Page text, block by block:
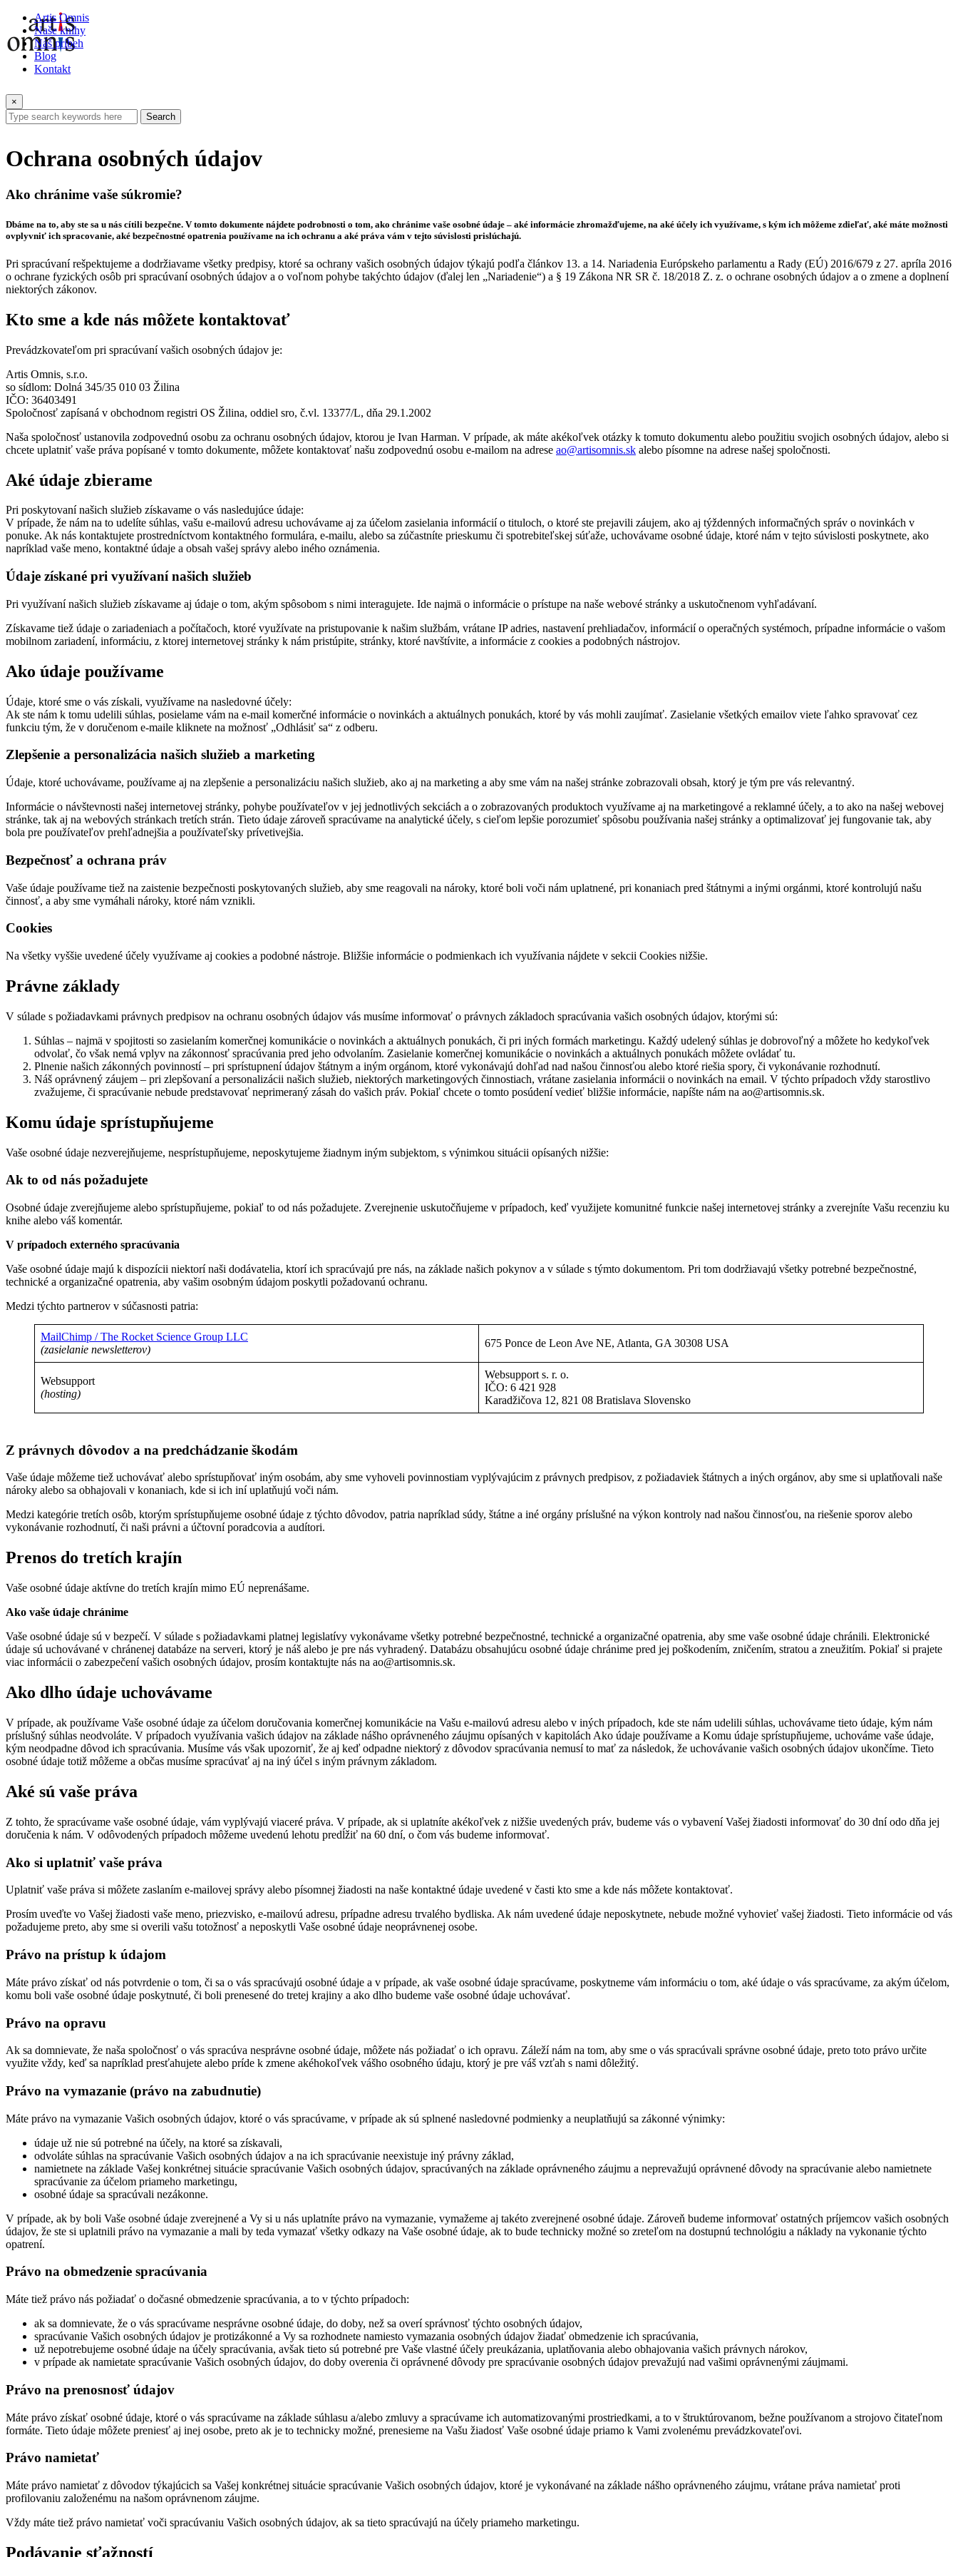
Artis Omnis
Naše knihy
Náš príbeh
Blog
Kontakt
×
Search
Ochrana osobných údajov
Ako chránime vaše súkromie?
Dbáme na to, aby ste sa u nás cítili bezpečne. V tomto dokumente nájdete podrobnosti o tom, ako chránime vaše osobné údaje – aké informácie zhromažďujeme, na aké účely ich využívame, s kým ich môžeme zdieľať, aké máte možnosti
ovplyvniť ich spracovanie, aké bezpečnostné opatrenia používame na ich ochranu a aké práva vám v tejto súvislosti prislúchajú.
Pri spracúvaní rešpektujeme a dodržiavame všetky predpisy, ktoré sa ochrany vašich osobných údajov týkajú podľa článkov 13. a 14. Nariadenia Európskeho parlamentu a Rady (EÚ) 2016/679 z 27. apríla 2016
o ochrane fyzických osôb pri spracúvaní osobných údajov a o voľnom pohybe takýchto údajov (ďalej len „Nariadenie“) a § 19 Zákona NR SR č. 18/2018 Z. z. o ochrane osobných údajov a o zmene a doplnení
niektorých zákonov.
Kto sme a kde nás môžete kontaktovať
Prevádzkovateľom pri spracúvaní vašich osobných údajov je:
Artis Omnis, s.r.o.
so sídlom: Dolná 345/35 010 03 Žilina
IČO: 36403491
Spoločnosť zapísaná v obchodnom registri OS Žilina, oddiel sro, č.vl. 13377/L, dňa 29.1.2002
Naša spoločnosť ustanovila zodpovednú osobu za ochranu osobných údajov, ktorou je Ivan Harman. V prípade, ak máte akékoľvek otázky k tomuto dokumentu alebo použitiu svojich osobných údajov, alebo si
chcete uplatniť vaše práva popísané v tomto dokumente, môžete kontaktovať našu zodpovednú osobu e-mailom na adrese ao@artisomnis.sk alebo písomne na adrese našej spoločnosti.
Aké údaje zbierame
Pri poskytovaní našich služieb získavame o vás nasledujúce údaje:
V prípade, že nám na to udelíte súhlas, vašu e-mailovú adresu uchovávame aj za účelom zasielania informácií o tituloch, o ktoré ste prejavili záujem, ako aj týždenných informačných správ o novinkách v
ponuke. Ak nás kontaktujete prostredníctvom kontaktného formulára, e-mailu, alebo sa zúčastníte prieskumu či spotrebiteľskej súťaže, uchovávame osobné údaje, ktoré nám v tejto súvislosti poskytnete, ako
napríklad vaše meno, kontaktné údaje a obsah vašej správy alebo iného oznámenia.
Údaje získané pri využívaní našich služieb
Pri využívaní našich služieb získavame aj údaje o tom, akým spôsobom s nimi interagujete. Ide najmä o informácie o prístupe na naše webové stránky a uskutočnenom vyhľadávaní.
Získavame tiež údaje o zariadeniach a počítačoch, ktoré využívate na pristupovanie k našim službám, vrátane IP adries, nastavení prehliadačov, informácií o operačných systémoch, prípadne informácie o vašom
mobilnom zariadení, informáciu, z ktorej internetovej stránky k nám pristúpite, stránky, ktoré navštívite, a informácie z cookies a podobných nástrojov.
Ako údaje používame
Údaje, ktoré sme o vás získali, využívame na nasledovné účely:
Ak ste nám k tomu udelili súhlas, posielame vám na e-mail komerčné informácie o novinkách a aktuálnych ponukách, ktoré by vás mohli zaujímať. Zasielanie všetkých emailov viete ľahko spravovať cez
funkciu tým, že v doručenom e-maile kliknete na možnosť „Odhlásiť sa“ z odberu.
Zlepšenie a personalizácia našich služieb a marketing
Údaje, ktoré uchovávame, používame aj na zlepšenie a personalizáciu našich služieb, ako aj na marketing a aby sme vám na našej stránke zobrazovali obsah, ktorý je tým pre vás relevantný.
Informácie o návštevnosti našej internetovej stránky, pohybe používateľov v jej jednotlivých sekciách a o zobrazovaných produktoch využívame aj na marketingové a reklamné účely, a to ako na našej webovej
stránke, tak aj na webových stránkach tretích strán. Tieto údaje zároveň spracúvame na analytické účely, s cieľom lepšie porozumieť spôsobu používania našej stránky a optimalizovať jej fungovanie tak, aby
bola pre používateľov prehľadnejšia a používateľsky prívetivejšia.
Bezpečnosť a ochrana práv
Vaše údaje používame tiež na zaistenie bezpečnosti poskytovaných služieb, aby sme reagovali na nároky, ktoré boli voči nám uplatnené, pri konaniach pred štátnymi a inými orgánmi, ktoré kontrolujú našu
činnosť, a aby sme vymáhali nároky, ktoré nám vznikli.
Cookies
Na všetky vyššie uvedené účely využívame aj cookies a podobné nástroje. Bližšie informácie o podmienkach ich využívania nájdete v sekcii Cookies nižšie.
Právne základy
V súlade s požiadavkami právnych predpisov na ochranu osobných údajov vás musíme informovať o právnych základoch spracúvania vašich osobných údajov, ktorými sú:
Súhlas – najmä v spojitosti so zasielaním komerčnej komunikácie o novinkách a aktuálnych ponukách, či pri iných formách marketingu. Každý udelený súhlas je dobrovoľný a môžete ho kedykoľvek
odvolať, čo však nemá vplyv na zákonnosť spracúvania pred jeho odvolaním. Zasielanie komerčnej komunikácie o novinkách a aktuálnych ponukách môžete ovládať tu.
Plnenie našich zákonných povinností – pri sprístupnení údajov štátnym a iným orgánom, ktoré vykonávajú dohľad nad našou činnosťou alebo ktoré riešia spory, či vykonávanie rozhodnutí.
Náš oprávnený záujem – pri zlepšovaní a personalizácii našich služieb, niektorých marketingových činnostiach, vrátane zasielania informácii o novinkách na email. V týchto prípadoch vždy starostlivo
zvažujeme, či spracúvanie nebude predstavovať neprimeraný zásah do vašich práv. Pokiaľ chcete o tomto posúdení vedieť bližšie informácie, napíšte nám na ao@artisomnis.sk.
Komu údaje sprístupňujeme
Vaše osobné údaje nezverejňujeme, nesprístupňujeme, neposkytujeme žiadnym iným subjektom, s výnimkou situácii opísaných nižšie:
Ak to od nás požadujete
Osobné údaje zverejňujeme alebo sprístupňujeme, pokiaľ to od nás požadujete. Zverejnenie uskutočňujeme v prípadoch, keď využijete komunitné funkcie našej internetovej stránky a zverejníte Vašu recenziu ku
knihe alebo váš komentár.
V prípadoch externého spracúvania
Vaše osobné údaje majú k dispozícii niektorí naši dodávatelia, ktorí ich spracúvajú pre nás, na základe našich pokynov a v súlade s týmto dokumentom. Pri tom dodržiavajú všetky potrebné bezpečnostné,
technické a organizačné opatrenia, aby vašim osobným údajom poskytli požadovanú ochranu.
Medzi týchto partnerov v súčasnosti patria:
MailChimp / The Rocket Science Group LLC
(zasielanie newsletterov)
675 Ponce de Leon Ave NE, Atlanta, GA 30308 USA
Websupport
(hosting)
Websupport s. r. o.
IČO: 6 421 928
Karadžičova 12, 821 08 Bratislava Slovensko
Z právnych dôvodov a na predchádzanie škodám
Vaše údaje môžeme tiež uchovávať alebo sprístupňovať iným osobám, aby sme vyhoveli povinnostiam vyplývajúcim z právnych predpisov, z požiadaviek štátnych a iných orgánov, aby sme si uplatňovali naše
nároky alebo sa obhajovali v konaniach, kde si ich iní uplatňujú voči nám.
Medzi kategórie tretích osôb, ktorým sprístupňujeme osobné údaje z týchto dôvodov, patria napríklad súdy, štátne a iné orgány príslušné na výkon kontroly nad našou činnosťou, na riešenie sporov alebo
vykonávanie rozhodnutí, či naši právni a účtovní poradcovia a audítori.
Prenos do tretích krajín
Vaše osobné údaje aktívne do tretích krajín mimo EÚ neprenášame.
Ako vaše údaje chránime
Vaše osobné údaje sú v bezpečí. V súlade s požiadavkami platnej legislatívy vykonávame všetky potrebné bezpečnostné, technické a organizačné opatrenia, aby sme vaše osobné údaje chránili. Elektronické
údaje sú uchovávané v chránenej databáze na serveri, ktorý je náš alebo je pre nás vyhradený. Databázu obsahujúcu osobné údaje chránime pred jej poškodením, zničením, stratou a zneužitím. Pokiaľ si prajete
viac informácii o zabezpečení vašich osobných údajov, prosím kontaktujte nás na ao@artisomnis.sk.
Ako dlho údaje uchovávame
V prípade, ak používame Vaše osobné údaje za účelom doručovania komerčnej komunikácie na Vašu e-mailovú adresu alebo v iných prípadoch, kde ste nám udelili súhlas, uchovávame tieto údaje, kým nám
príslušný súhlas neodvoláte. V prípadoch využívania vašich údajov na základe nášho oprávneného záujmu opísaných v kapitolách Ako údaje používame a Komu údaje sprístupňujeme, uchováme vaše údaje,
kým neodpadne dôvod ich spracúvania. Musíme vás však upozorniť, že aj keď odpadne niektorý z dôvodov spracúvania nemusí to mať za následok, že uchovávanie vašich osobných údajov ukončíme. Tieto
osobné údaje totiž môžeme a občas musíme spracúvať aj na iný účel s iným právnym základom.
Aké sú vaše práva
Z tohto, že spracúvame vaše osobné údaje, vám vyplývajú viaceré práva. V prípade, ak si uplatníte akékoľvek z nižšie uvedených práv, budeme vás o vybavení Vašej žiadosti informovať do 30 dní odo dňa jej
doručenia k nám. V odôvodených prípadoch môžeme uvedenú lehotu predĺžiť na 60 dní, o čom vás budeme informovať.
Ako si uplatniť vaše práva
Uplatniť vaše práva si môžete zaslaním e-mailovej správy alebo písomnej žiadosti na naše kontaktné údaje uvedené v časti kto sme a kde nás môžete kontaktovať.
Prosím uveďte vo Vašej žiadosti vaše meno, priezvisko, e-mailovú adresu, prípadne adresu trvalého bydliska. Ak nám uvedené údaje neposkytnete, nebude možné vyhovieť vašej žiadosti. Tieto informácie od vás
požadujeme preto, aby sme si overili vašu totožnosť a neposkytli Vaše osobné údaje neoprávnenej osobe.
Právo na prístup k údajom
Máte právo získať od nás potvrdenie o tom, či sa o vás spracúvajú osobné údaje a v prípade, ak vaše osobné údaje spracúvame, poskytneme vám informáciu o tom, aké údaje o vás spracúvame, za akým účelom,
komu boli vaše osobné údaje poskytnuté, či boli prenesené do tretej krajiny a ako dlho budeme vaše osobné údaje uchovávať.
Právo na opravu
Ak sa domnievate, že naša spoločnosť o vás spracúva nesprávne osobné údaje, môžete nás požiadať o ich opravu. Záleží nám na tom, aby sme o vás spracúvali správne osobné údaje, preto toto právo určite
využite vždy, keď sa napríklad presťahujete alebo príde k zmene akéhokoľvek vášho osobného údaju, ktorý je pre váš vzťah s nami dôležitý.
Právo na vymazanie (právo na zabudnutie)
Máte právo na vymazanie Vašich osobných údajov, ktoré o vás spracúvame, v prípade ak sú splnené nasledovné podmienky a neuplatňujú sa zákonné výnimky:
údaje už nie sú potrebné na účely, na ktoré sa získavali,
odvoláte súhlas na spracúvanie Vašich osobných údajov a na ich spracúvanie neexistuje iný právny základ,
namietnete na základe Vašej konkrétnej situácie spracúvanie Vašich osobných údajov, spracúvaných na základe oprávneného záujmu a neprevažujú oprávnené dôvody na spracúvanie alebo namietnete
spracúvanie za účelom priameho marketingu,
osobné údaje sa spracúvali nezákonne.
V prípade, ak by boli Vaše osobné údaje zverejnené a Vy si u nás uplatníte právo na vymazanie, vymažeme aj takéto zverejnené osobné údaje. Zároveň budeme informovať ostatných príjemcov vašich osobných
údajov, že ste si uplatnili právo na vymazanie a mali by teda vymazať všetky odkazy na Vaše osobné údaje, ak to bude technicky možné so zreteľom na dostupnú technológiu a náklady na vykonanie týchto
opatrení.
Právo na obmedzenie spracúvania
Máte tiež právo nás požiadať o dočasné obmedzenie spracúvania, a to v týchto prípadoch:
ak sa domnievate, že o vás spracúvame nesprávne osobné údaje, do doby, než sa overí správnosť týchto osobných údajov,
spracúvanie Vašich osobných údajov je protizákonné a Vy sa rozhodnete namiesto vymazania osobných údajov žiadať obmedzenie ich spracúvania,
už nepotrebujeme osobné údaje na účely spracúvania, avšak tieto sú potrebné pre Vaše vlastné účely preukázania, uplatňovania alebo obhajovania vašich právnych nárokov,
v prípade ak namietate spracúvanie Vašich osobných údajov, do doby overenia či oprávnené dôvody pre spracúvanie osobných údajov prevažujú nad vašimi oprávnenými záujmami.
Právo na prenosnosť údajov
Máte právo získať osobné údaje, ktoré o vás spracúvame na základe súhlasu a/alebo zmluvy a spracúvame ich automatizovanými prostriedkami, a to v štruktúrovanom, bežne používanom a strojovo čitateľnom
formáte. Tieto údaje môžete preniesť aj inej osobe, preto ak je to technicky možné, prenesieme na Vašu žiadosť Vaše osobné údaje priamo k Vami zvolenému prevádzkovateľovi.
Právo namietať
Máte právo namietať z dôvodov týkajúcich sa Vašej konkrétnej situácie spracúvanie Vašich osobných údajov, ktoré je vykonávané na základe nášho oprávneného záujmu, vrátane práva namietať proti
profilovaniu založenému na našom oprávnenom záujme.
Vždy máte tiež právo namietať voči spracúvaniu Vašich osobných údajov, ak sa tieto spracúvajú na účely priameho marketingu.
Podávanie sťažností